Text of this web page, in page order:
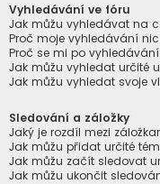
Vyhledávání ve fóru
Jak můžu vyhledávat na
Proč moje vyhledávání
Proč se mi po
Jak můžu vyhledat určité
Jak můžu vyhledat svoje
Sledování a záložky
Jaký je rozdíl mezi
Jak můžu přidat určité
Jak můžu začít sledovat
Jak můžu ukončit